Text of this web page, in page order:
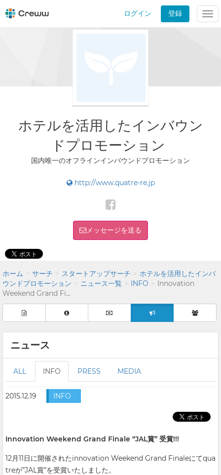
ログイン 登録
ホテルを活用したインバウン
ドプロモーション
国内唯一のオフラインインバウンドプロモーション
http://www.quatre-re.jp
メッセージを送る
ホーム サーチ スタートアップサーチ
ホテルを活用したインバ
ウンドプロモーション
ニュース一覧 INFO
Innovation
Weekend Grand Fi...
ニュース
ALL INFO PRESS MEDIA
2015.12.19 INFO
Innovation Weekend Grand Finale “JAL賞” 受賞!!!
12月11日に開催されたinnovation Weekend Grand Finaleにてqua
treが”JAL賞”を受賞いたしました。